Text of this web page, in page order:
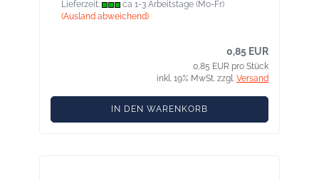
Lieferzeit:
ca 1-3 Arbeitstage (Mo-Fr)
(Ausland abweichend)
0,85 EUR
0,85 EUR pro Stück
inkl. 19% MwSt. zzgl. Versand
IN DEN WARENKORB